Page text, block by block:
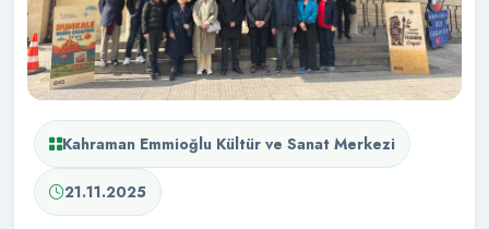
Kahraman Emmioğlu Kültür ve Sanat Merkezi
21.11.2025